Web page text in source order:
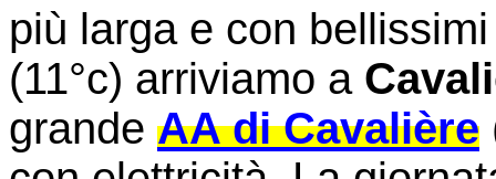
più larga e con
(11°c) arriviamo a
grande AA di Cavalière